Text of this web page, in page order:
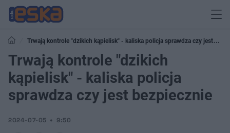
Trwają kontrole "dzikich kąpielisk" - kaliska policja sprawdza czy jest
bezpiecznie
Trwają kontrole "dzikich
kąpielisk" - kaliska policja
sprawdza czy jest bezpiecznie
2024-07-05 9:50